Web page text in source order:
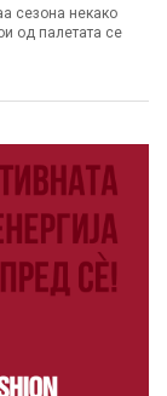
сезона некако
од палетата се